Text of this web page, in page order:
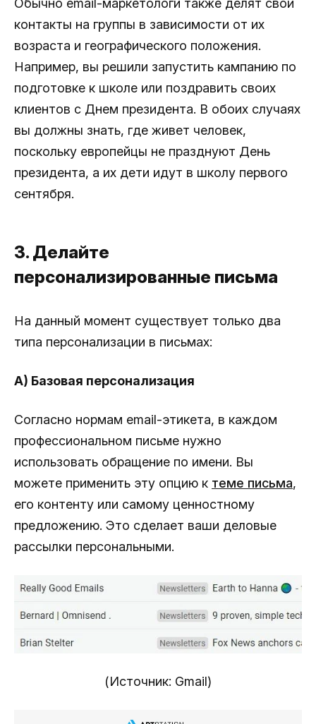
контакты на группы в зависимости от их
возраста и географического положения.
Например, вы решили запустить кампанию по
подготовке к школе или поздравить своих
клиентов с Днем президента. В обоих случаях
вы должны знать, где живет человек,
поскольку европейцы не празднуют День
президента, а их дети идут в школу первого
сентября.
3. Делайте
персонализированные письма
На данный момент существует только два
типа персонализации в письмах:
A) Базовая персонализация
Согласно нормам email-этикета, в каждом
профессиональном письме нужно
использовать обращение по имени. Вы
можете применить эту опцию к теме письма,
его контенту или самому ценностному
предложению. Это сделает ваши деловые
рассылки персональными.
(Источник: Gmail)